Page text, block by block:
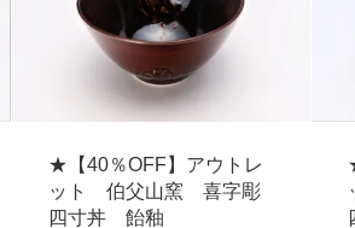
★【40％OFF】アウトレ
ット 伯父山窯 喜字彫
四寸丼 飴釉